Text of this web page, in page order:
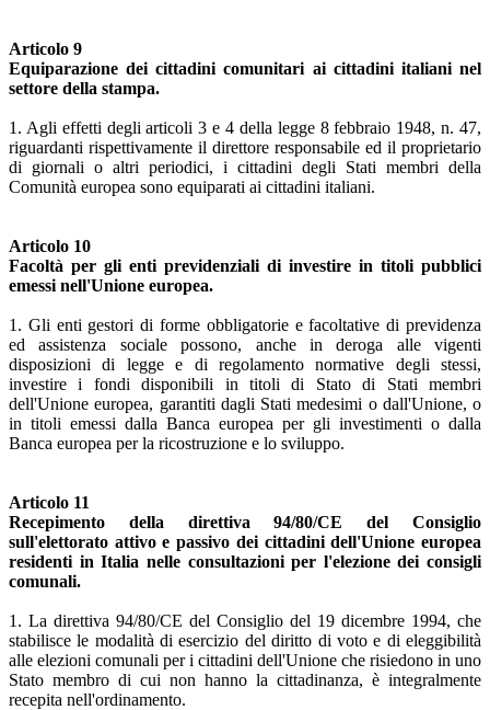
Articolo 9
Equiparazione dei cittadini comunitari ai cittadini italiani nel
settore della stampa.
1. Agli effetti degli articoli 3 e 4 della legge 8 febbraio 1948, n. 47,
riguardanti rispettivamente il direttore responsabile ed il proprietario
di giornali o altri periodici, i cittadini degli Stati membri della
Comunità europea sono equiparati ai cittadini italiani.
Articolo 10
Facoltà per gli enti previdenziali di investire in titoli pubblici
emessi nell'Unione europea.
1. Gli enti gestori di forme obbligatorie e facoltative di previdenza
ed assistenza sociale possono, anche in deroga alle vigenti
disposizioni di legge e di regolamento normative degli stessi,
investire i fondi disponibili in titoli di Stato di Stati membri
dell'Unione europea, garantiti dagli Stati medesimi o dall'Unione, o
in titoli emessi dalla Banca europea per gli investimenti o dalla
Banca europea per la ricostruzione e lo sviluppo.
Articolo 11
Recepimento della direttiva 94/80/CE del Consiglio
sull'elettorato attivo e passivo dei cittadini dell'Unione europea
residenti in Italia nelle consultazioni per l'elezione dei consigli
comunali.
1. La direttiva 94/80/CE del Consiglio del 19 dicembre 1994, che
stabilisce le modalità di esercizio del diritto di voto e di eleggibilità
alle elezioni comunali per i cittadini dell'Unione che risiedono in uno
Stato membro di cui non hanno la cittadinanza, è integralmente
recepita nell'ordinamento.